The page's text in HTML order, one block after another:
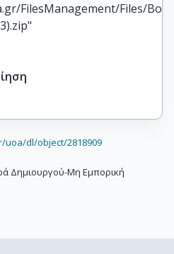
FilesManagement/Files/
uoa/dl/object/2818909
Δημιουργού-Μη Εμπορική